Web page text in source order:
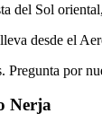
del Sol
desde el
por
Nerja